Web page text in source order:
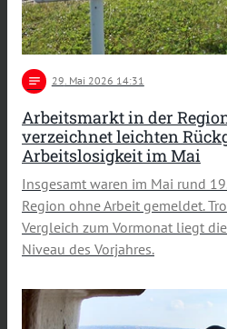
notes 29. Mai 2026 14:31
Arbeitsmarkt in der
verzeichnet leichten
Arbeitslosigkeit im Mai
Insgesamt waren im Mai rund
Region ohne Arbeit gemeldet.
Vergleich zum Vormonat liegt
Niveau des Vorjahres.